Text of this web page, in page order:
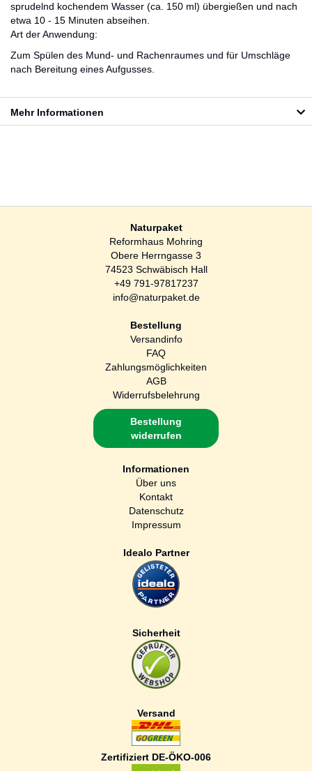
sprudelnd kochendem Wasser (ca. 150 ml) übergießen und nach
etwa 10 - 15 Minuten abseihen.
Art der Anwendung:
Zum Spülen des Mund- und Rachenraumes und für Umschläge
nach Bereitung eines Aufgusses.
Mehr Informationen
Naturpaket
Reformhaus Mohring
Obere Herrngasse 3
74523 Schwäbisch Hall
+49 791-97817237
info@naturpaket.de
Bestellung
Versandinfo
FAQ
Zahlungsmöglichkeiten
AGB
Widerrufsbelehrung
Bestellung
widerrufen
Informationen
Über uns
Kontakt
Datenschutz
Impressum
Idealo Partner
Sicherheit
Versand
Zertifiziert DE-ÖKO-006